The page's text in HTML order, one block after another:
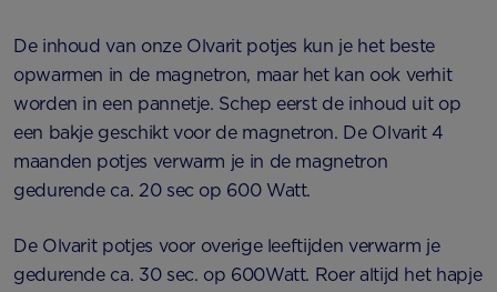
De inhoud van onze Olvarit potjes kun je het beste
opwarmen in de magnetron, maar het kan ook verhit
worden in een pannetje. Schep eerst de inhoud uit op
een bakje geschikt voor de magnetron. De Olvarit 4
maanden potjes verwarm je in de magnetron
gedurende ca. 20 sec op 600 Watt.
De Olvarit potjes voor overige leeftijden verwarm je
gedurende ca. 30 sec. op 600Watt. Roer altijd het hapje